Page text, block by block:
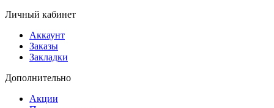
Личный кабинет
Аккаунт
Заказы
Закладки
Дополнительно
Акции